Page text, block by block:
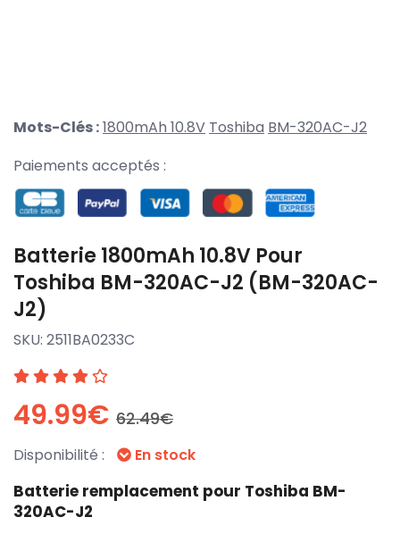
Mots-Clés :1800mAh 10.8V Toshiba BM-320AC-J2
Paiements acceptés :
Batterie 1800mAh 10.8V Pour
Toshiba BM-320AC-J2 (BM-320AC-
J2)
SKU: 2511BA0233C
49.99€ 62.49€
Disponibilité : En stock
Batterie remplacement pour Toshiba BM-
320AC-J2